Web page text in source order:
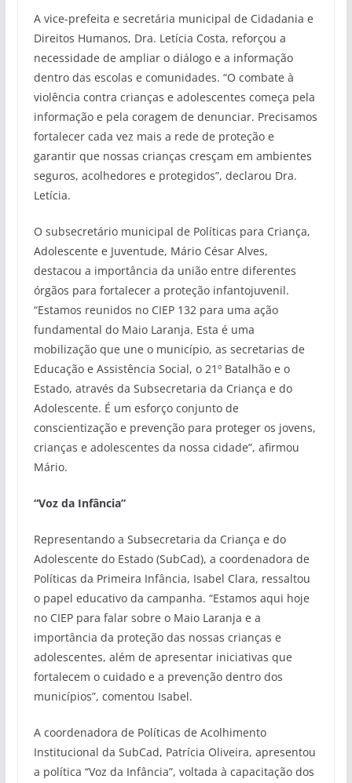
A vice-prefeita e secretária municipal de Cidadania e
Direitos Humanos, Dra. Letícia Costa, reforçou a
necessidade de ampliar o diálogo e a informação
dentro das escolas e comunidades. “O combate à
violência contra crianças e adolescentes começa pela
informação e pela coragem de denunciar. Precisamos
fortalecer cada vez mais a rede de proteção e
garantir que nossas crianças cresçam em ambientes
seguros, acolhedores e protegidos”, declarou Dra.
Letícia.
O subsecretário municipal de Políticas para Criança,
Adolescente e Juventude, Mário César Alves,
destacou a importância da união entre diferentes
órgãos para fortalecer a proteção infantojuvenil.
“Estamos reunidos no CIEP 132 para uma ação
fundamental do Maio Laranja. Esta é uma
mobilização que une o município, as secretarias de
Educação e Assistência Social, o 21º Batalhão e o
Estado, através da Subsecretaria da Criança e do
Adolescente. É um esforço conjunto de
conscientização e prevenção para proteger os jovens,
crianças e adolescentes da nossa cidade”, afirmou
Mário.
“Voz da Infância”
Representando a Subsecretaria da Criança e do
Adolescente do Estado (SubCad), a coordenadora de
Políticas da Primeira Infância, Isabel Clara, ressaltou
o papel educativo da campanha. “Estamos aqui hoje
no CIEP para falar sobre o Maio Laranja e a
importância da proteção das nossas crianças e
adolescentes, além de apresentar iniciativas que
fortalecem o cuidado e a prevenção dentro dos
municípios”, comentou Isabel.
A coordenadora de Políticas de Acolhimento
Institucional da SubCad, Patrícia Oliveira, apresentou
a política “Voz da Infância”, voltada à capacitação dos